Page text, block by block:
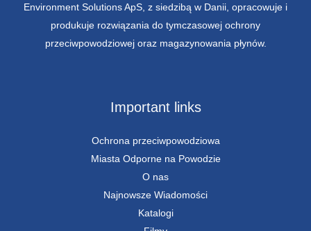
Environment Solutions ApS, z siedzibą w Danii, opracowuje i
produkuje rozwiązania do tymczasowej ochrony
przeciwpowodziowej oraz magazynowania płynów.
Important links
Ochrona przeciwpowodziowa
Miasta Odporne na Powodzie
O nas
Najnowsze Wiadomości
Katalogi